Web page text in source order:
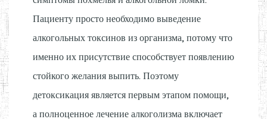
Пациенту просто необходимо выведение
алкогольных токсинов из организма, потому что
именно их присутствие способствует появлению
стойкого желания выпить. Поэтому
детоксикация является первым этапом помощи,
а полноценное лечение алкоголизма включает